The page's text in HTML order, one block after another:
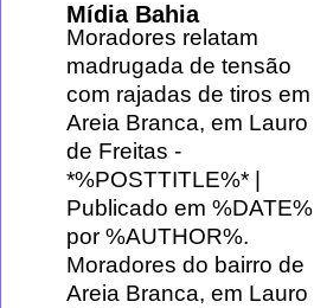
Mídia Bahia
Moradores relatam
madrugada de tensão
com rajadas de tiros em
Areia Branca, em Lauro
de Freitas -
*%POSTTITLE%* |
Publicado em %DATE%
por %AUTHOR%.
Moradores do bairro de
Areia Branca, em Lauro